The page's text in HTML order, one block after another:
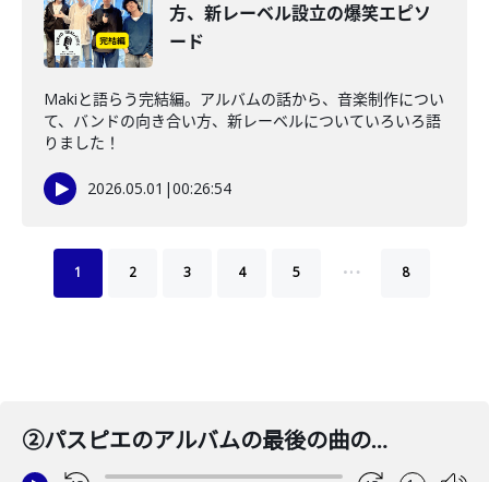
方、新レーベル設立の爆笑エピソ
ード
Makiと語らう完結編。アルバムの話から、音楽制作につい
て、バンドの向き合い方、新レーベルについていろいろ語
りました！
2026.05.01 |00:26:54
1 2 3 4 5 … 8
②パスピエのアルバムの最後の曲の秘密を暴露？そして15周年ライブについて